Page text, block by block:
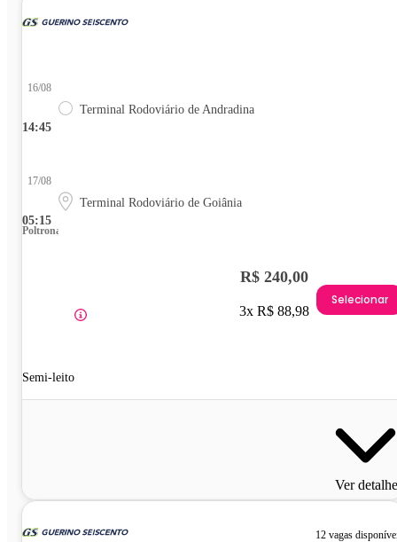
14:45
16/08
Terminal Rodoviário de Andradina
05:15
17/08
Terminal Rodoviário de Goiânia
Poltrona
Semi-leito
R$ 240,00
3x R$ 88,98
Selecionar
Ver
12 vagas